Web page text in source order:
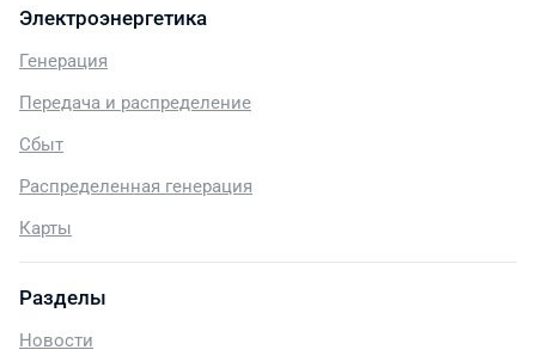
Электроэнергетика
Генерация
Передача и распределение
Сбыт
Распределенная генерация
Карты
Разделы
Новости